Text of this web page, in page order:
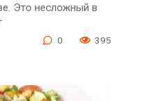
Это несложный в
0 395